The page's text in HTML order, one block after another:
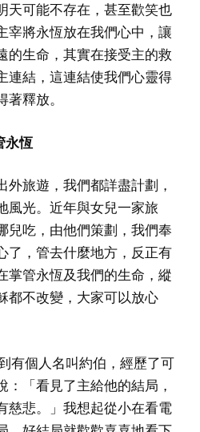
天可能不存在，甚至歡笑也
宰將永恆放在我們心中，讓
的生命，其實在接受主的救
連結，這連結使我們心靈得
釋放。
永恆
外旅遊，我們都詳盡計劃，
風光。近年與女兒一家旅
兒吃，由他們策劃，我們奉
了，管去什麼地方，反正有
掌管永恆及我們的生命，縱
都不改變，大家可以放心
有個人名叫約伯，經歷了可
：「看見了主給他的結局，
慈悲。」我想起從小在看電